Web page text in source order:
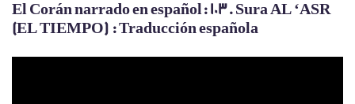
El Corán narrado en español: 103. Sura AL ‘ASR
(EL TIEMPO) : Traducción española